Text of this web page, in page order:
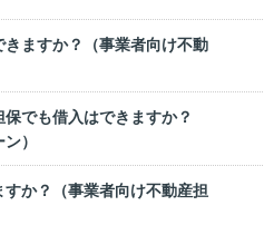
ますか？（事業者向け不動
でも借入はできますか？
）
か？（事業者向け不動産担